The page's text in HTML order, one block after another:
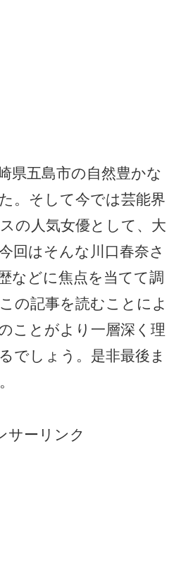
県五島市の自然豊かな
。そして今では芸能界
の人気女優として、大
回はそんな川口春奈さ
などに焦点を当てて調
の記事を読むことによ
ことがより一層深く理
でしょう。是非最後ま
サーリンク